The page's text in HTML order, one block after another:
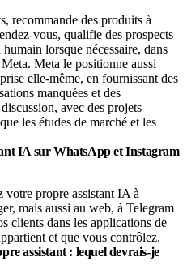
recommande des produits à
vous, qualifie des prospects
lorsque nécessaire, dans
Meta le positionne aussi
elle-même, en fournissant des
manquées et des
avec des projets
les études de marché et les
IA sur WhatsApp et Instagram
propre assistant IA à
mais aussi au web, à Telegram
clients dans les applications de
et que vous contrôlez.
assistant : lequel devrais-je